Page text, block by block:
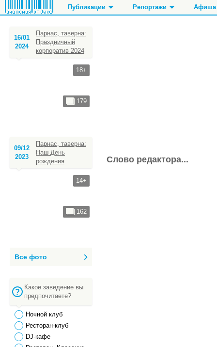
Публикации Репортажи Афиша
Слово редактора...
16/01
2024
Парнас, таверна:
Праздничный
корпоратив 2024
18+
179
09/12
2023
Парнас, таверна:
Наш День
рождения
14+
162
Все фото
Какое заведение вы
предпочитаете?
Ночной клуб
Ресторан-клуб
DJ-кафе